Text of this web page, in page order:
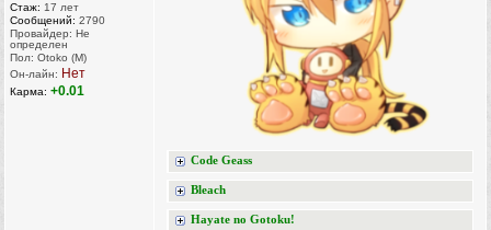
Стаж: 17 лет
Сообщений: 2790
Провайдер: Не
определен
Пол: Otoko (M)
Он-лайн: Нет
Карма: +0.01
Code Geass
Bleach
Hayate no Gotoku!